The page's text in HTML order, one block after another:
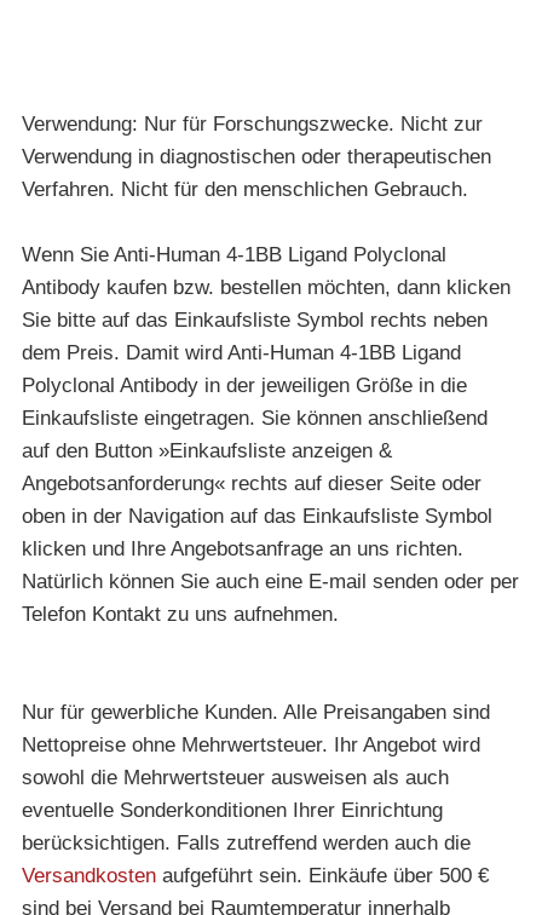
Verwendung: Nur für Forschungszwecke. Nicht zur
Verwendung in diagnostischen oder therapeutischen
Verfahren. Nicht für den menschlichen Gebrauch.
Wenn Sie Anti-Human 4-1BB Ligand Polyclonal
Antibody kaufen bzw. bestellen möchten, dann klicken
Sie bitte auf das Einkaufsliste Symbol rechts neben
dem Preis. Damit wird Anti-Human 4-1BB Ligand
Polyclonal Antibody in der jeweiligen Größe in die
Einkaufsliste eingetragen. Sie können anschließend
auf den Button »Einkaufsliste anzeigen &
Angebotsanforderung« rechts auf dieser Seite oder
oben in der Navigation auf das Einkaufsliste Symbol
klicken und Ihre Angebotsanfrage an uns richten.
Natürlich können Sie auch eine E-mail senden oder per
Telefon Kontakt zu uns aufnehmen.
Nur für gewerbliche Kunden. Alle Preisangaben sind
Nettopreise ohne Mehrwertsteuer. Ihr Angebot wird
sowohl die Mehrwertsteuer ausweisen als auch
eventuelle Sonderkonditionen Ihrer Einrichtung
berücksichtigen. Falls zutreffend werden auch die
Versandkostenaufgeführt sein. Einkäufe über 500 €
sind bei Versand bei Raumtemperatur innerhalb